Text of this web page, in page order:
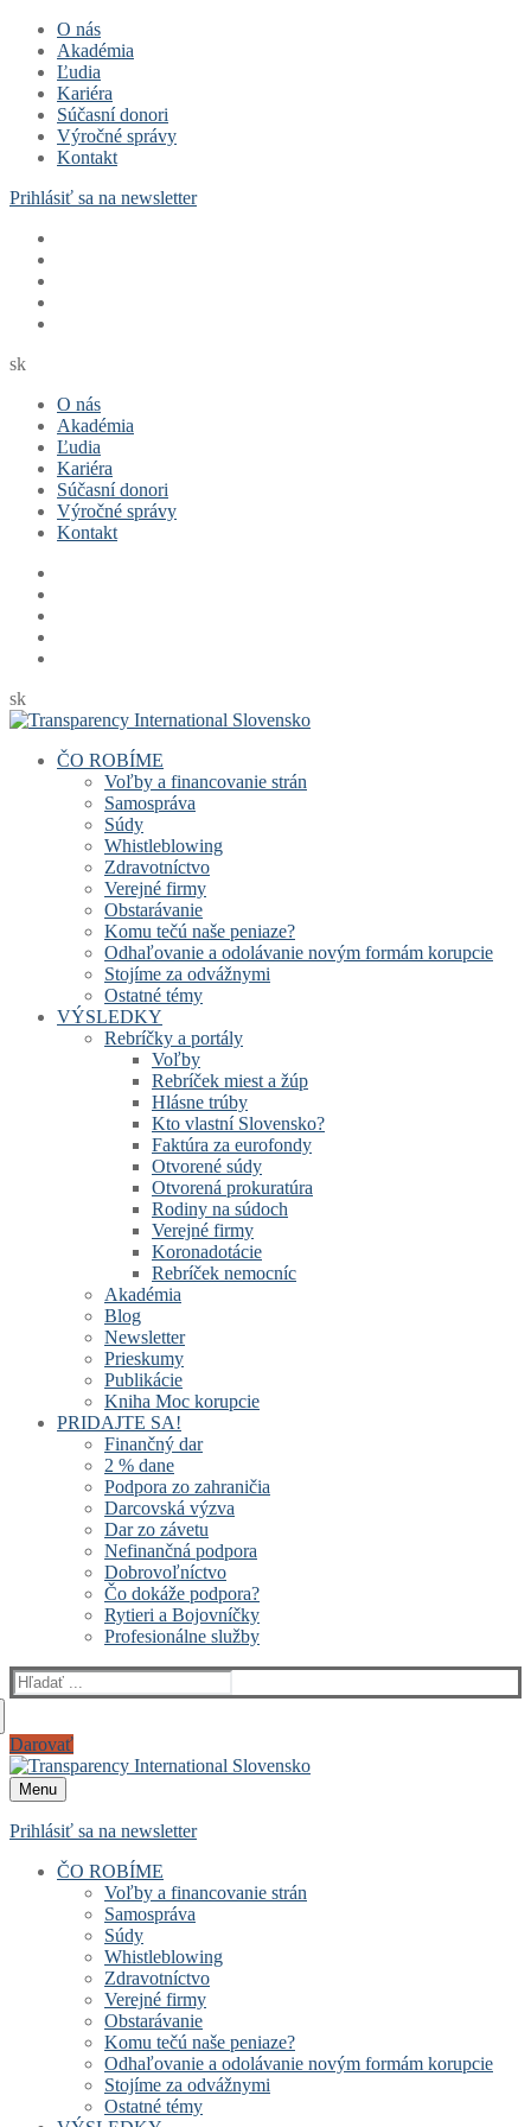
Preskočiť
obsah
Menu
ZavrieťO nás
Akadémia
Ľudia
Kariéra
Súčasní donori
Výročné správy
Kontakt
Prihlásiť sa na newsletter
sk
O nás
Akadémia
Ľudia
Kariéra
Súčasní donori
Výročné správy
Kontakt
sk
ČO ROBÍME
Voľby a financovanie strán
Samospráva
Súdy
Whistleblowing
Zdravotníctvo
Verejné firmy
Obstarávanie
Komu tečú naše peniaze?
Odhaľovanie a odolávanie novým formám korupcie
Stojíme za odvážnymi
Ostatné témy
VÝSLEDKY
Rebríčky a portály
Voľby
Rebríček miest a žúp
Hlásne trúby
Kto vlastní Slovensko?
Faktúra za eurofondy
Otvorené súdy
Otvorená prokuratúra
Rodiny na súdoch
Verejné firmy
Koronadotácie
Rebríček nemocníc
Akadémia
Blog
Newsletter
Prieskumy
Publikácie
Kniha Moc korupcie
PRIDAJTE SA!
Finančný dar
2 % dane
Podpora zo zahraničia
Darcovská výzva
Dar zo závetu
Nefinančná podpora
Dobrovoľníctvo
Čo dokáže podpora?
Rytieri a Bojovníčky
Profesionálne služby
Hľadať:
Darovať
Menu
Prihlásiť sa na newsletter
ČO ROBÍME
Voľby a financovanie strán
Samospráva
Súdy
Whistleblowing
Zdravotníctvo
Verejné firmy
Obstarávanie
Komu tečú naše peniaze?
Odhaľovanie a odolávanie novým formám korupcie
Stojíme za odvážnymi
Ostatné témy